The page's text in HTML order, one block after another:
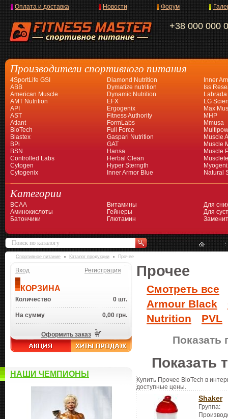
+38 000 000
Оплата и доставка Новости Форум
Производители спортивного питания
4SportLife GSI
ABB
American Muscle
AMT Nutrition
API
AST
Atlant
BioTech
Blastex
BPi
BSN
Controlled Labs
Cytogen
Cytogenix
Diamond Nutrition
Dymatize nutrition
Dynamic Nutrition
EFX
Ergogenix
Fitness Authority
FormLabs
Full Force
Gaspari Nutrition
GAT
Hansa
Herbal Clean
Hyper Sterngth
Inner Armor Blue
Inner
Iss
Labrada
LG
Max
MHP
Mmusa
Muscle
Muscle
Muscle
Natural
Категории
BCAA
Аминокислоты
Батончики
Витамины
Гейнеры
Глютамин
Для
Для
Спортивное питание Каталог продукции Прочее
Вход Регистрация
КОРЗИНА
Количество 0 шт.
На сумму 0,00 грн.
Оформить заказ
НАШИ ЧЕМПИОНЫ
Прочее
Смотреть все
Armour Black
Nutrition
PVL
Показать
Показать
Купить Прочее BioTech в
доступные цены.
Shaker
Группа: